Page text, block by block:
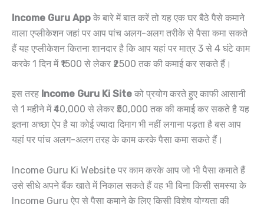
Income Guru App के बारे में बात करें तो यह एक घर बैठे पैसे कमाने
वाला एप्लीकेशन जहां पर आप पांच अलग-अलग तरीके से पैसा कमा सकते
हैं यह एप्लीकेशन कितना शानदार है कि आप यहां पर मात्र 3 से 4 घंटे काम
करके 1 दिन में ₹1500 से लेकर ₹2500 तक की कमाई कर सकते हैं।
इस तरह Income Guru Ki Site को प्रयोग करते हुए काफी आसानी
से 1 महीने में ₹40,000 से लेकर ₹50,000 तक की कमाई कर सकते है यह
इतना अच्छा ऐप है या कोई ज्यादा दिमाग भी नहीं लगाना पड़ता है बस आप
यहां पर पांच अलग-अलग तरह के काम करके पैसा कमा सकते हैं।
Income Guru Ki Website पर काम करके आप जो भी पैसा कमाते हैं
उसे सीधे अपने बैंक खाते में निकाल सकते हैं वह भी बिना किसी समस्या के
Income Guru ऐप से पैसा कमाने के लिए किसी विशेष योग्यता की